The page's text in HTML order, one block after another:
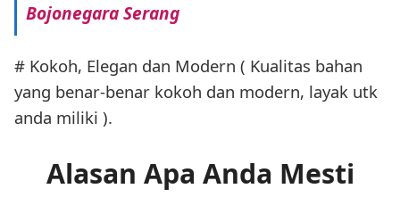
Bojonegara Serang
# Kokoh, Elegan dan Modern ( Kualitas bahan
yang benar-benar kokoh dan modern, layak utk
anda miliki ).
Alasan Apa Anda Mesti